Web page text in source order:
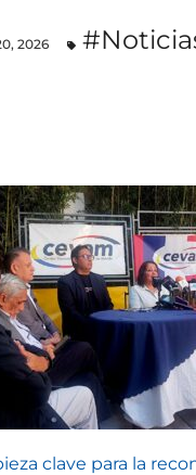
2026
clave para la